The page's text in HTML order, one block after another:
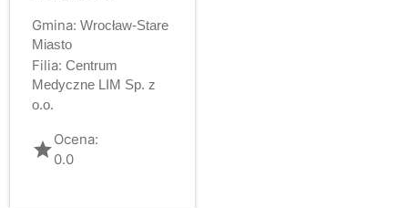
Gmina: Wrocław-Stare
Miasto
Filia: Centrum
Medyczne LIM Sp. z
o.o.
gradeOcena:
0.0